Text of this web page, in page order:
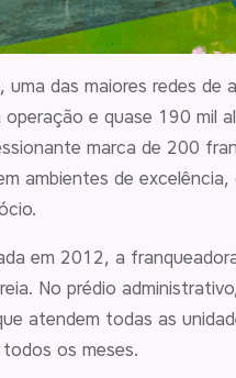
uma das maiores redes
e quase 190 mil
marca de 200
ambientes de
em 2012, a
No prédio
atendem todas as
os meses.